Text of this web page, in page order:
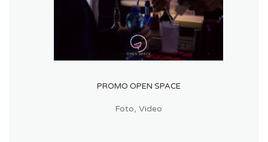
PROMO OPEN SPACE
Foto, Video